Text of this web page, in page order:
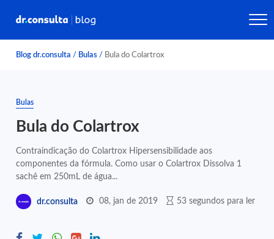
Blog dr.consulta / Bulas / Bula do Colartrox
Bulas
Bula do Colartrox
Contraindicação do Colartrox Hipersensibilidade aos
componentes da fórmula. Como usar o Colartrox Dissolva 1
sachê em 250mL de água...
dr.consulta 08, jan de 2019 53 segundos para ler